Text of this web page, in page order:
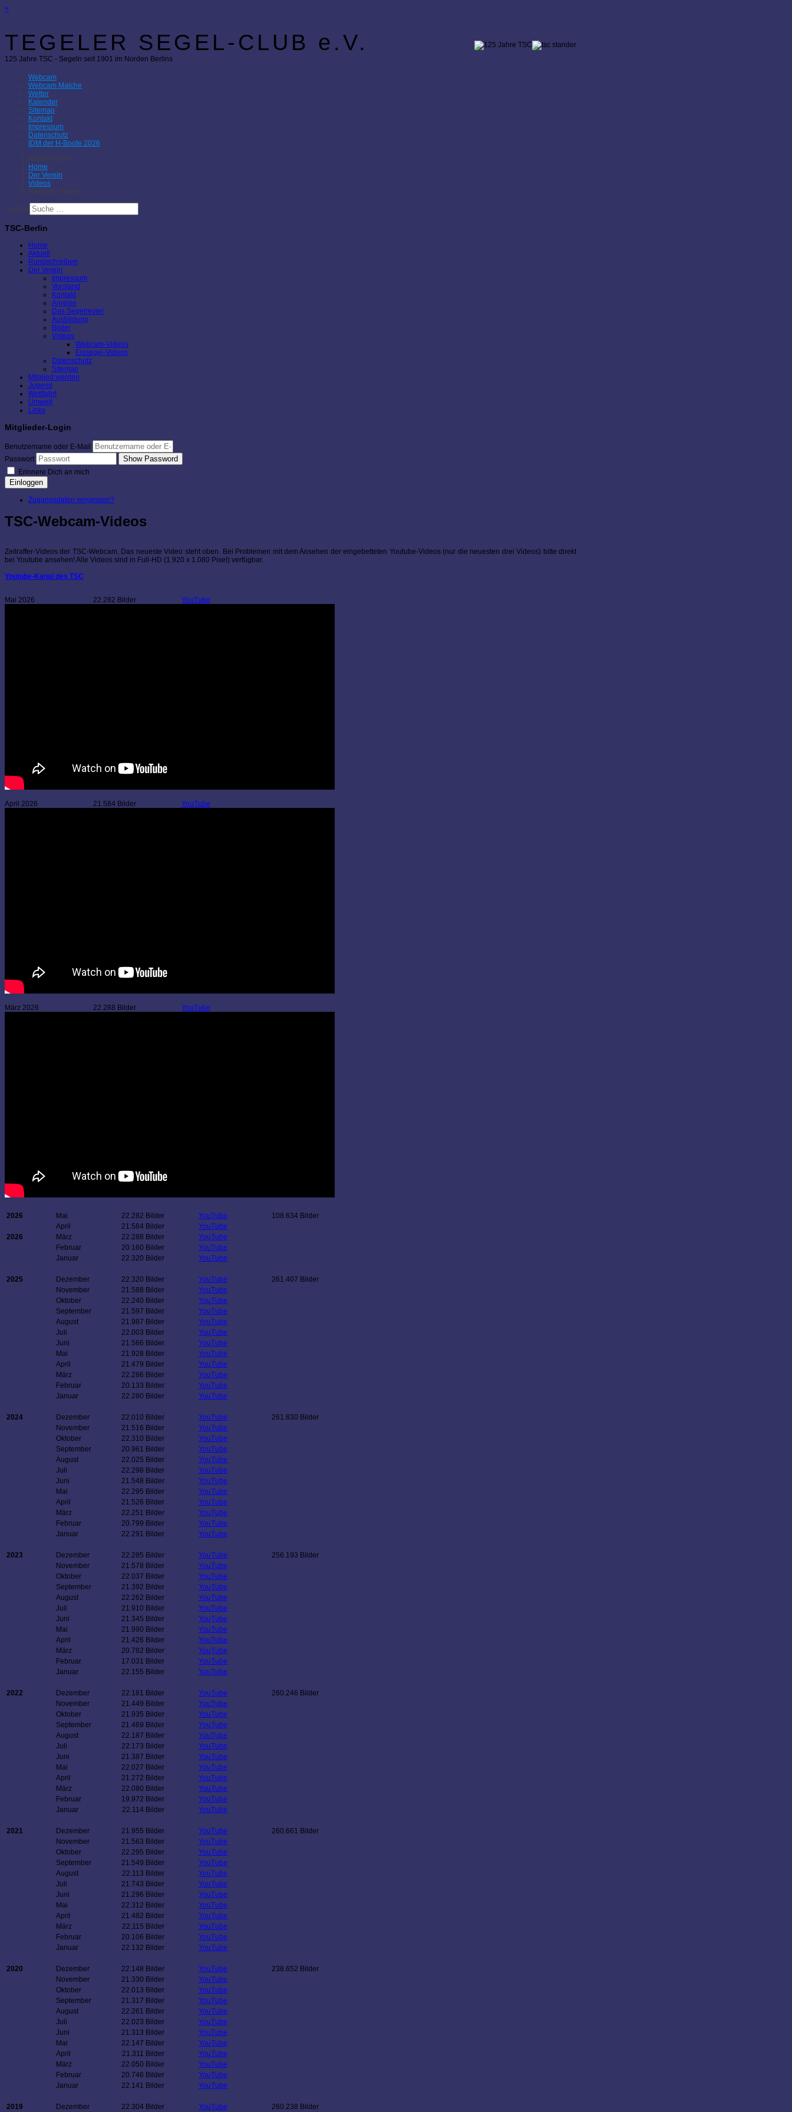
×
TEGELER SEGEL-CLUB e.V.
125 Jahre TSC - Segeln seit 1901 im Norden Berlins
Webcam
Webcam Malche
Wetter
Kalender
Sitemap
Kontakt
Impressum
Datenschutz
IDM der H-Boote 2026
Aktuelle Seite:
Home
Der Verein
Videos
Webcam-Videos
Suchen
TSC-Berlin
Home
Aktuell
Rundschreiben
Der Verein
Impressum
Vorstand
Kontakt
Anreise
Das Segelrevier
Ausbildung
Bilder
Videos
Webcam-Videos
Eissegel-Videos
Datenschutz
Sitemap
Mitglied werden
Jugend
Wettfahrt
Umwelt
Links
Mitglieder-Login
Benutzername oder E-Mail
Passwort
Show Password
Erinnere Dich an mich
Einloggen
Zugangsdaten vergessen?
TSC-Webcam-Videos
Zeitraffer-Videos der TSC-Webcam. Das neueste Video steht oben. Bei Problemen mit dem Ansehen der eingebetteten Youtube-Videos (nur die neuesten drei Videos) bitte direkt
bei Youtube ansehen! Alle Videos sind in Full-HD (1.920 x 1.080 Pixel) verfügbar.
Youtube-Kanal des TSC
Mai 2026 22.282 Bilder YouTube
April 2026 21.584 Bilder YouTube
März 2026 22.288 Bilder YouTube
2026 Mai 22.282 Bilder YouTube
108.634 Bilder
April
21.584 Bilder
YouTube
2026
März 22.288 Bilder
YouTube
Februar
20.160 Bilder
YouTube
Januar
22.320 Bilder YouTube
2025 Dezember 22.320 Bilder YouTube
261.407 Bilder
November
21.588 Bilder
YouTube
Oktober
22.240 Bilder
YouTube
September
21.597 Bilder
YouTube
August
21.987 Bilder
YouTube
Juli
22.003 Bilder
YouTube
Juni
21.566 Bilder
YouTube
Mai
21.928 Bilder
YouTube
April
21.479 Bilder
YouTube
März
22.286 Bilder
YouTube
Februar
20.133 Bilder
YouTube
Januar
22.280 Bilder YouTube
2024 Dezember 22.010 Bilder YouTube
261.830 Bilder
November
21.516 Bilder
YouTube
Oktober
22.310 Bilder
YouTube
September
20.961 Bilder
YouTube
August
22.025 Bilder
YouTube
Juli
22.298 Bilder
YouTube
Juni
21.548 Bilder
YouTube
Mai
22.295 Bilder
YouTube
April
21.526 Bilder
YouTube
März
22.251 Bilder
YouTube
Februar
20.799 Bilder
YouTube
Januar
22.291 Bilder YouTube
2023 Dezember 22.285 Bilder YouTube
256.193 Bilder
November
21.578 Bilder
YouTube
Oktober
22.037 Bilder
YouTube
September
21.392 Bilder
YouTube
August
22.262 Bilder
YouTube
Juli
21.910 Bilder
YouTube
Juni
21.345 Bilder
YouTube
Mai
21.990 Bilder
YouTube
April
21.426 Bilder
YouTube
März
20.782 Bilder
YouTube
Februar
17.031 Bilder
YouTube
Januar
22.155 Bilder YouTube
2022 Dezember 22.181 Bilder YouTube
260.246 Bilder
November
21.449 Bilder
YouTube
Oktober
21.935 Bilder
YouTube
September
21.469 Bilder
YouTube
August
22.187 Bilder
YouTube
Juli
22.173 Bilder
YouTube
Juni
21.387 Bilder
YouTube
Mai
22.027 Bilder
YouTube
April
21.272 Bilder
YouTube
März
22.080 Bilder
YouTube
Februar
19.972 Bilder
YouTube
Januar
22.114 Bilder YouTube
2021 Dezember 21.955 Bilder YouTube
260.661 Bilder
November
21.563 Bilder
YouTube
Oktober
22.295 Bilder
YouTube
September
21.549 Bilder
YouTube
August
22.113 Bilder
YouTube
Juli
21.743 Bilder
YouTube
Juni
21.296 Bilder
YouTube
Mai
22.312 Bilder
YouTube
April
21.482 Bilder
YouTube
März
22,115 Bilder
YouTube
Februar
20.106 Bilder
YouTube
Januar
22.132 Bilder YouTube
2020 Dezember 22.148 Bilder YouTube
238.652 Bilder
November
21.330 Bilder
YouTube
Oktober
22.013 Bilder
YouTube
September
21.317 Bilder
YouTube
August
22.261 Bilder
YouTube
Juli
22.023 Bilder
YouTube
Juni
21.313 Bilder
YouTube
Mai
22.147 Bilder
YouTube
April
21.311 Bilder
YouTube
März
22.050 Bilder
YouTube
Februar
20.746 Bilder
YouTube
Januar
22.141 Bilder YouTube
2019 Dezember 22.304 Bilder YouTube 260.238 Bilder